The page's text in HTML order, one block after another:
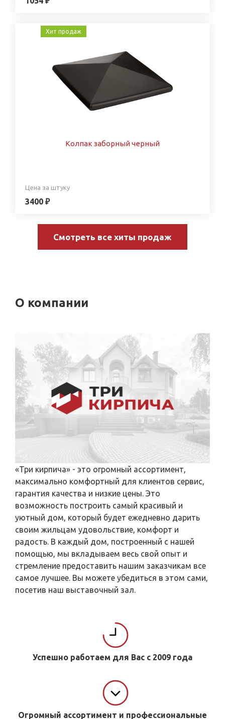
Хит продаж
Колпак заборный черный
Цена за штуку
3400 ₽
Смотреть все хиты продаж
О компании
«Три кирпича» - это огромный ассортимент,
максимально комфортный для клиентов сервис,
гарантия качества и низкие цены. Это
возможность построить самый красивый и
уютный дом, который будет ежедневно дарить
своим жильцам удовольствие, комфорт и
радость. В каждый дом, построенный с нашей
помощью, мы вкладываем весь свой опыт и
стремление предоставить нашим заказчикам все
самое лучшее. Вы можете убедиться в этом сами,
посетив наш выставочный зал.
Успешно работаем для Вас с 2009 года
Огромный ассортимент и профессиональные